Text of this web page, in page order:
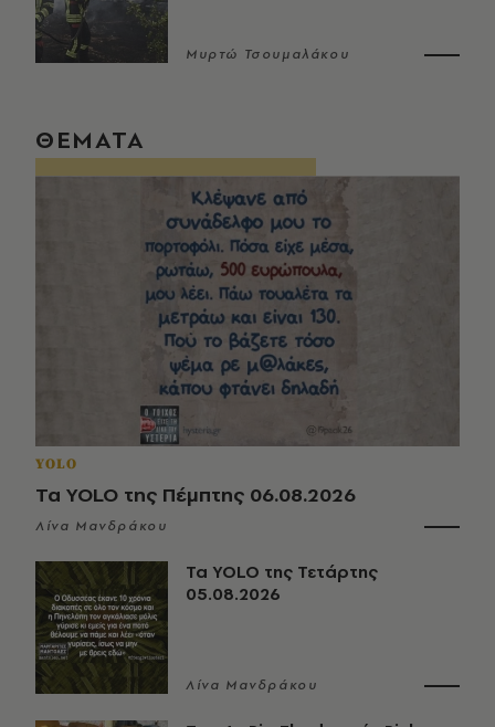
Μυρτώ Τσουμαλάκου
ΘΕΜΑΤΑ
YOLO
Τα YOLO της Πέμπτης 06.08.2026
Λίνα Μανδράκου
Τα YOLO της Τετάρτης
05.08.2026
Λίνα Μανδράκου